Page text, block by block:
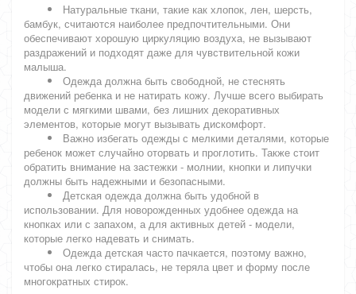
Натуральные ткани, такие как хлопок, лен, шерсть,
бамбук, считаются наиболее предпочтительными. Они
обеспечивают хорошую циркуляцию воздуха, не вызывают
раздражений и подходят даже для чувствительной кожи
малыша.
Одежда должна быть свободной, не стеснять
движений ребенка и не натирать кожу. Лучше всего выбирать
модели с мягкими швами, без лишних декоративных
элементов, которые могут вызывать дискомфорт.
Важно избегать одежды с мелкими деталями, которые
ребенок может случайно оторвать и проглотить. Также стоит
обратить внимание на застежки - молнии, кнопки и липучки
должны быть надежными и безопасными.
Детская одежда должна быть удобной в
использовании. Для новорожденных удобнее одежда на
кнопках или с запахом, а для активных детей - модели,
которые легко надевать и снимать.
Одежда детская часто пачкается, поэтому важно,
чтобы она легко стиралась, не теряла цвет и форму после
многократных стирок.